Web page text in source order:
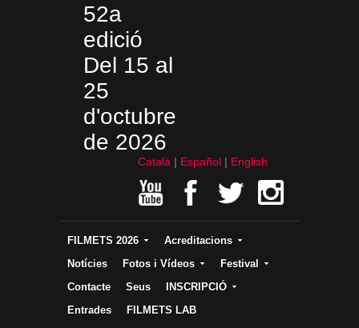
52a
edició
Del 15 al
25
d'octubre
de 2026
Català Español English
FILMETS 2026
Acreditacions
Notícies
Fotos i Vídeos
Festival
Contacte
Seus
INSCRIPCIÓ
Entrades
FILMETS LAB